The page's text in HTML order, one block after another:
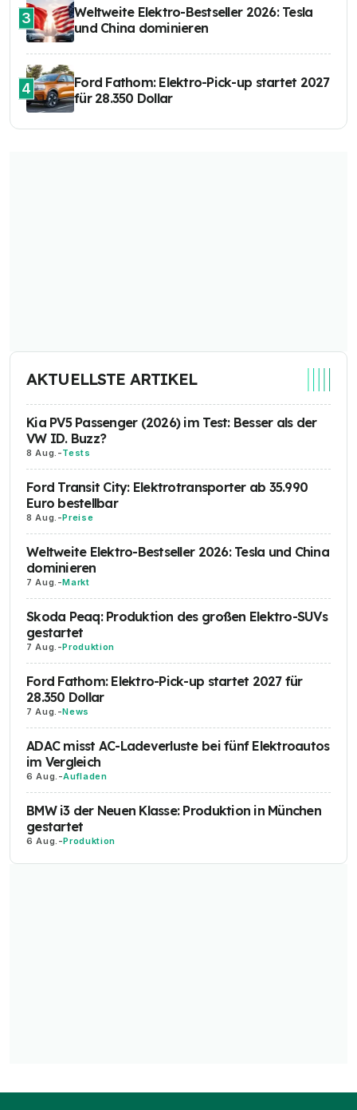
3
Weltweite Elektro-Bestseller 2026: Tesla
und China dominieren
4
Ford Fathom: Elektro-Pick-up startet 2027
für 28.350 Dollar
AKTUELLSTE ARTIKEL
Kia PV5 Passenger (2026) im Test: Besser als der
VW ID. Buzz?
8 Aug. -Tests
Ford Transit City: Elektrotransporter ab 35.990
Euro bestellbar
8 Aug. -Preise
Weltweite Elektro-Bestseller 2026: Tesla und China
dominieren
7 Aug. -Markt
Skoda Peaq: Produktion des großen Elektro-SUVs
gestartet
7 Aug. -Produktion
Ford Fathom: Elektro-Pick-up startet 2027 für
28.350 Dollar
7 Aug. -News
ADAC misst AC-Ladeverluste bei fünf Elektroautos
im Vergleich
6 Aug. -Aufladen
BMW i3 der Neuen Klasse: Produktion in München
gestartet
6 Aug. -Produktion